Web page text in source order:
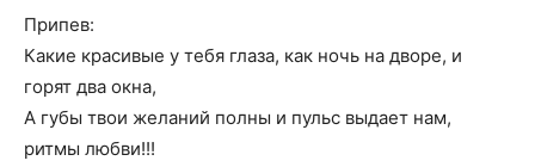
Припев:
Какие красивые у тебя глаза, как ночь на дворе, и
горят два окна,
А губы твои желаний полны и пульс выдает нам,
ритмы любви!!!